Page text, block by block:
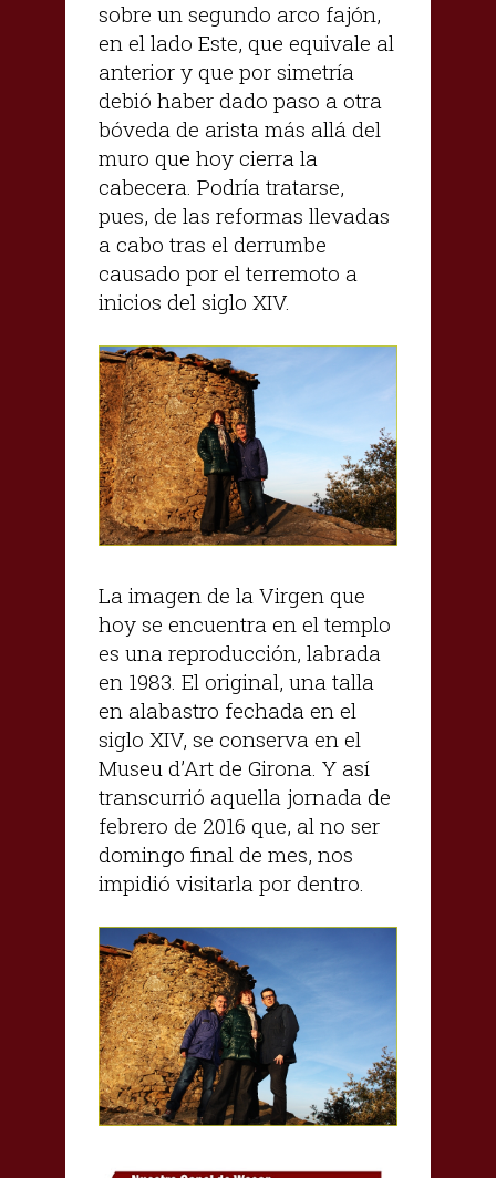
sobre un segundo arco fajón,
en el lado Este, que equivale al
anterior y que por simetría
debió haber dado paso a otra
bóveda de arista más allá del
muro que hoy cierra la
cabecera. Podría tratarse,
pues, de las reformas llevadas
a cabo tras el derrumbe
causado por el terremoto a
inicios del siglo XIV.
La imagen de la Virgen que
hoy se encuentra en el templo
es una reproducción, labrada
en 1983. El original, una talla
en alabastro fechada en el
siglo XIV, se conserva en el
Museu d’Art de Girona. Y así
transcurrió aquella jornada de
febrero de 2016 que, al no ser
domingo final de mes, nos
impidió visitarla por dentro.